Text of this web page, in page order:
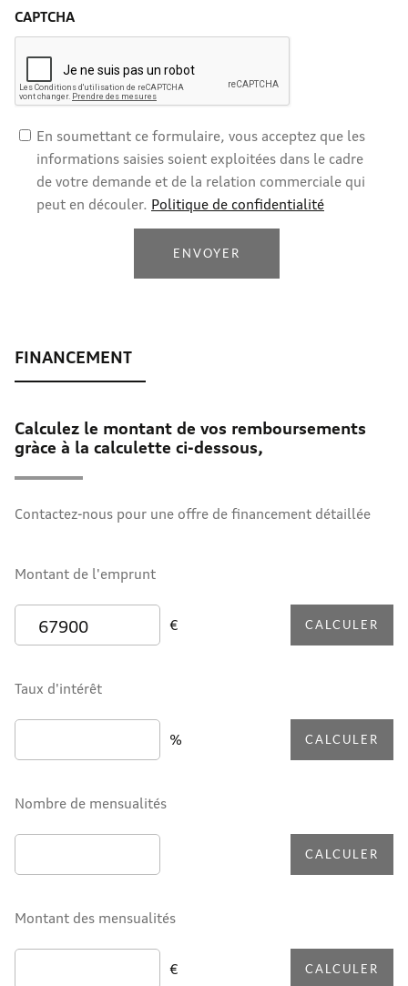
CAPTCHA
En soumettant ce formulaire, vous acceptez que les
informations saisies soient exploitées dans le cadre
de votre demande et de la relation commerciale qui
peut en découler. Politique de confidentialité
ENVOYER
Calculez le montant de vos remboursements
gràce à la calculette ci-dessous,
Contactez-nous pour une offre de financement détaillée
Montant de l'emprunt
€ CALCULER
Taux d'intérêt
% CALCULER
Nombre de mensualités
CALCULER
Montant des mensualités
€ CALCULER